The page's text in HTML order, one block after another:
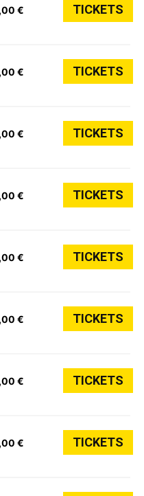
€ TICKETS
€ TICKETS
€ TICKETS
€ TICKETS
€ TICKETS
€ TICKETS
€ TICKETS
€ TICKETS